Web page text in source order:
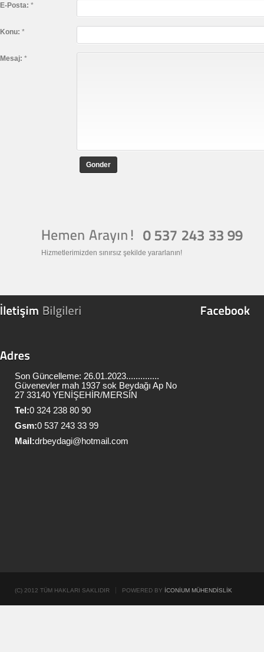
E-Posta: *
Konu: *
Mesaj: *
Gonder
Hizmetlerimizden sınırsız şekilde yararlanın!
Son Güncelleme: 26.01.2023..............
Güvenevler mah 1937 sok Beydağı Ap No
27 33140 YENİŞEHİR/MERSİN
Tel:0 324 238 80 90
Gsm:0 537 243 33 99
Mail:drbeydagi@hotmail.com
(C) 2012 TÜM HAKLARI SAKLIDIR POWERED BY İCONIUM MÜHENDISLIK